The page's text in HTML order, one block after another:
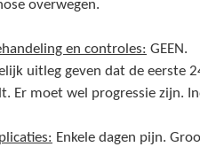
overwegen.
en controles: GEEN.
uitleg geven dat de eerste
Er moet wel progressie zijn.
Enkele dagen pijn.